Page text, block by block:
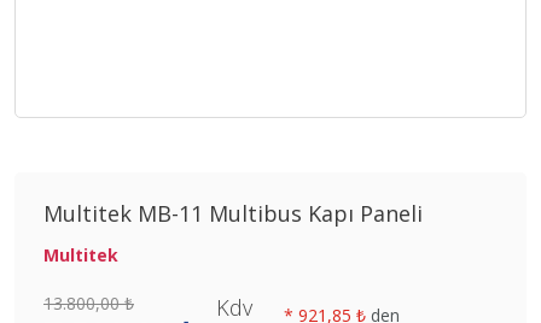
Multitek MB-11 Multibus Kapı Paneli
Multitek
13.800,00 ₺
Kdv
* 921,85 ₺ den